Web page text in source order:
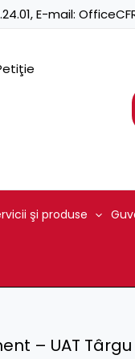
, E-mail:
şi produse
– UAT